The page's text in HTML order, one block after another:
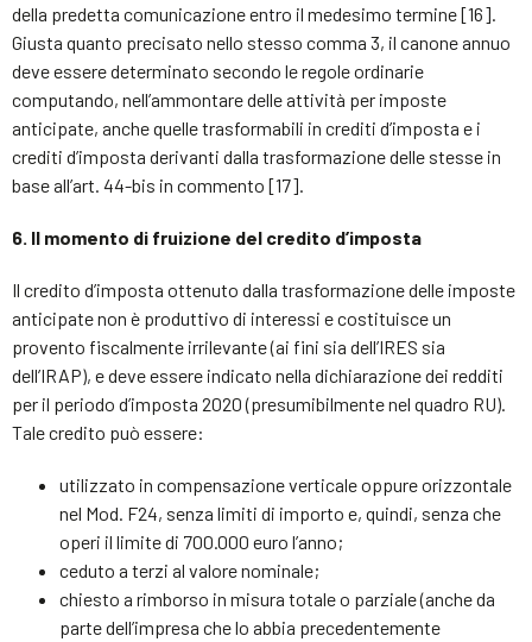
della predetta comunicazione entro il medesimo termine [16].
Giusta quanto precisato nello stesso comma 3, il canone annuo
deve essere determinato secondo le regole ordinarie
computando, nell’ammontare delle attività per imposte
anticipate, anche quelle trasformabili in crediti d’imposta e i
crediti d’imposta derivanti dalla trasformazione delle stesse in
base all’art. 44-bis in commento [17].
6. Il momento di fruizione del credito d’imposta
Il credito d’imposta ottenuto dalla trasformazione delle imposte
anticipate non è produttivo di interessi e costituisce un
provento fiscalmente irrilevante (ai fini sia dell’IRES sia
dell’IRAP), e deve essere indicato nella dichiarazione dei redditi
per il periodo d’imposta 2020 (presumibilmente nel quadro RU).
Tale credito può essere:
utilizzato in compensazione verticale oppure orizzontale
nel Mod. F24, senza limiti di importo e, quindi, senza che
operi il limite di 700.000 euro l’anno;
ceduto a terzi al valore nominale;
chiesto a rimborso in misura totale o parziale (anche da
parte dell’impresa che lo abbia precedentemente